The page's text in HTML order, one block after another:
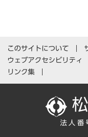
このサイトについて
ウェブアクセシビリティ
リンク集
法人